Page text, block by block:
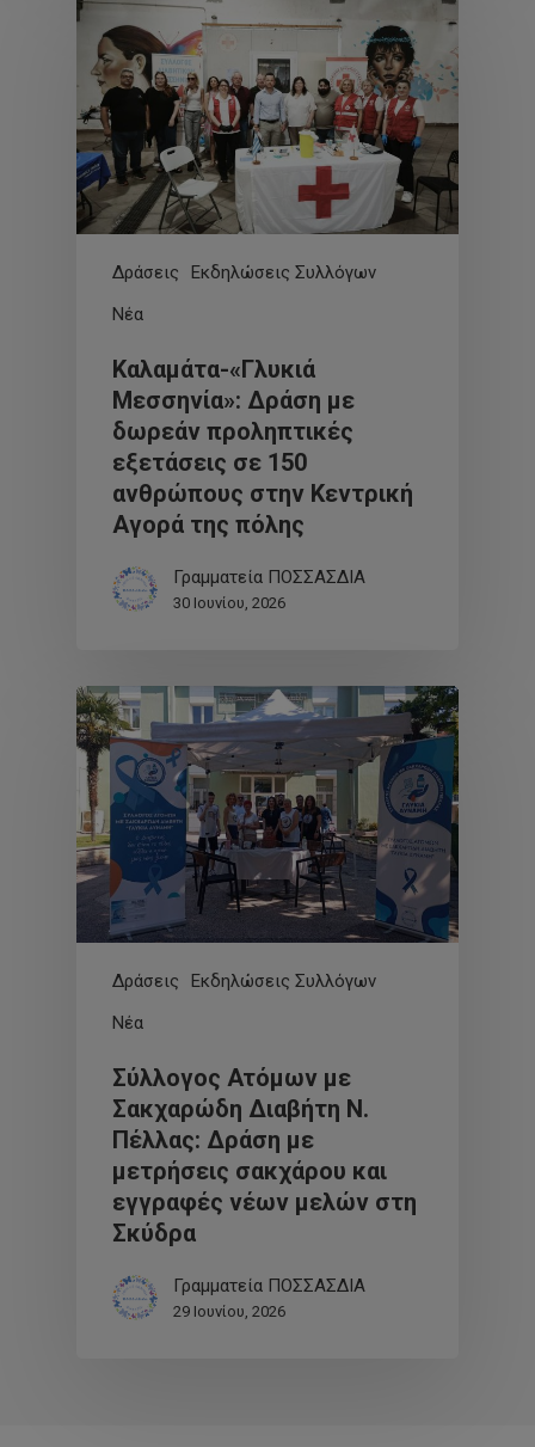
Δράσεις
Εκδηλώσεις Συλλόγων
Νέα
Καλαμάτα-«Γλυκιά
Μεσσηνία»: Δράση με
δωρεάν προληπτικές
εξετάσεις σε 150
ανθρώπους στην Κεντρική
Αγορά της πόλης
Γραμματεία ΠΟΣΣΑΣΔΙΑ
30 Ιουνίου, 2026
Δράσεις
Εκδηλώσεις Συλλόγων
Νέα
Σύλλογος Ατόμων με
Σακχαρώδη Διαβήτη Ν.
Πέλλας: Δράση με
μετρήσεις σακχάρου και
εγγραφές νέων μελών στη
Σκύδρα
Γραμματεία ΠΟΣΣΑΣΔΙΑ
29 Ιουνίου, 2026